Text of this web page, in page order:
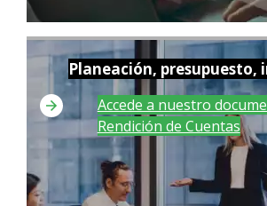
Planeación, presupuesto,
Accede a nuestro
Rendición de Cuentas